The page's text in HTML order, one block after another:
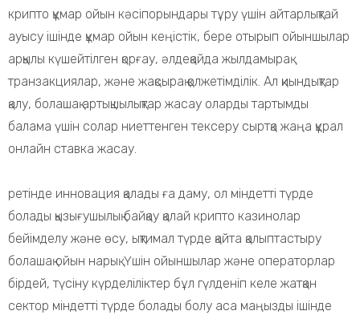
крипто құмар ойын кәсіпорындары тұру үшін айтарлықтай
ауысу ішінде құмар ойын кеңістік, бере отырып ойыншылар
арқылы күшейтілген қорғау, әлдеқайда жылдамырақ
транзакциялар, және жақсырақ қолжетімділік. Ал қиындықтар
қалу, болашақ артықшылықтар жасау оларды тартымды
балама үшін солар ниеттенген тексеру сыртқа жаңа құрал
онлайн ставка жасау.
ретінде инновация қалады ға даму, ол міндетті түрде
болады қызығушылық байқау қалай крипто казинолар
бейімделу және өсу, ықтимал түрде қайта қалыптастыру
болашақ ойын нарық. Үшін ойыншылар және операторлар
бірдей, түсіну күрделіліктер бұл гүлденіп келе жатқан
сектор міндетті түрде болады болу аса маңызды ішінде